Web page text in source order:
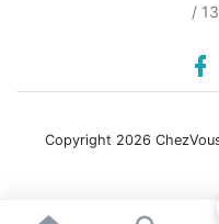
/
Copyright 2026